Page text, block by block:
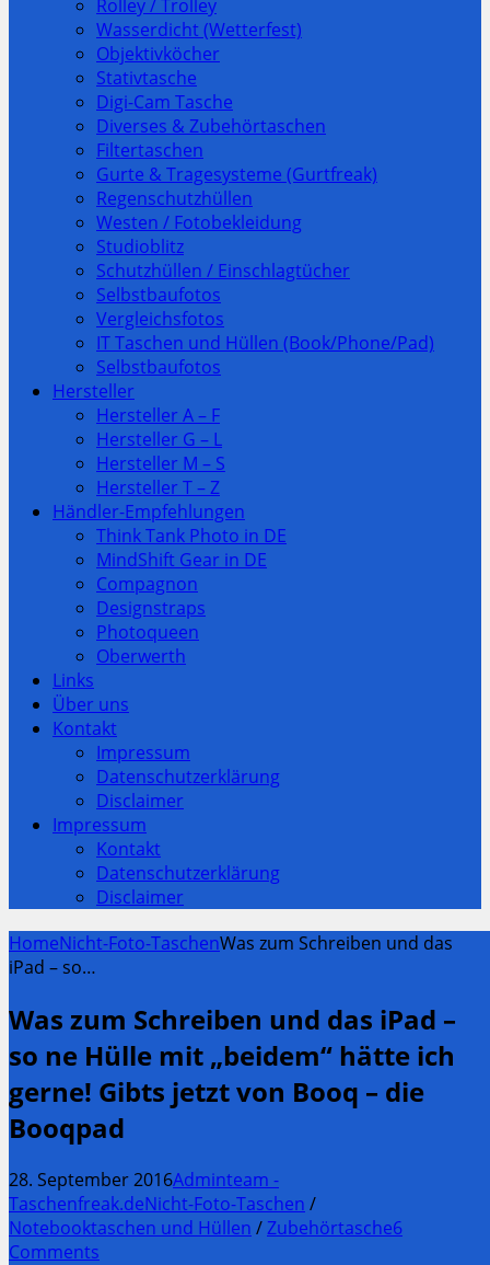
Rolley / Trolley
Wasserdicht (Wetterfest)
Objektivköcher
Stativtasche
Digi-Cam Tasche
Diverses & Zubehörtaschen
Filtertaschen
Gurte & Tragesysteme (Gurtfreak)
Regenschutzhüllen
Westen / Fotobekleidung
Studioblitz
Schutzhüllen / Einschlagtücher
Selbstbaufotos
Vergleichsfotos
IT Taschen und Hüllen (Book/Phone/Pad)
Selbstbaufotos
Hersteller
Hersteller A – F
Hersteller G – L
Hersteller M – S
Hersteller T – Z
Händler-Empfehlungen
Think Tank Photo in DE
MindShift Gear in DE
Compagnon
Designstraps
Photoqueen
Oberwerth
Links
Über uns
Kontakt
Impressum
Datenschutzerklärung
Disclaimer
Impressum
Kontakt
Datenschutzerklärung
Disclaimer
HomeNicht-Foto-TaschenWas zum Schreiben und das
iPad – so…
Was zum Schreiben und das iPad –
so ne Hülle mit „beidem“ hätte ich
gerne! Gibts jetzt von Booq – die
Booqpad
28. September 2016Adminteam -
Taschenfreak.deNicht-Foto-Taschen /
Notebooktaschen und Hüllen /Zubehörtasche6
Comments